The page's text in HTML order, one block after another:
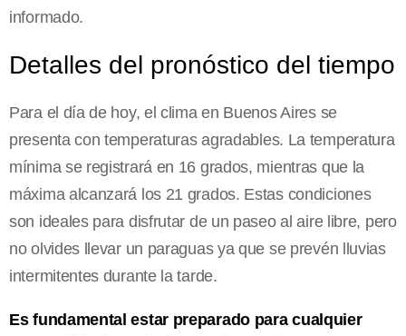
informado.
Detalles del pronóstico del tiempo
Para el día de hoy, el clima en Buenos Aires se
presenta con temperaturas agradables. La temperatura
mínima se registrará en 16 grados, mientras que la
máxima alcanzará los 21 grados. Estas condiciones
son ideales para disfrutar de un paseo al aire libre, pero
no olvides llevar un paraguas ya que se prevén lluvias
intermitentes durante la tarde.
Es fundamental estar preparado para cualquier